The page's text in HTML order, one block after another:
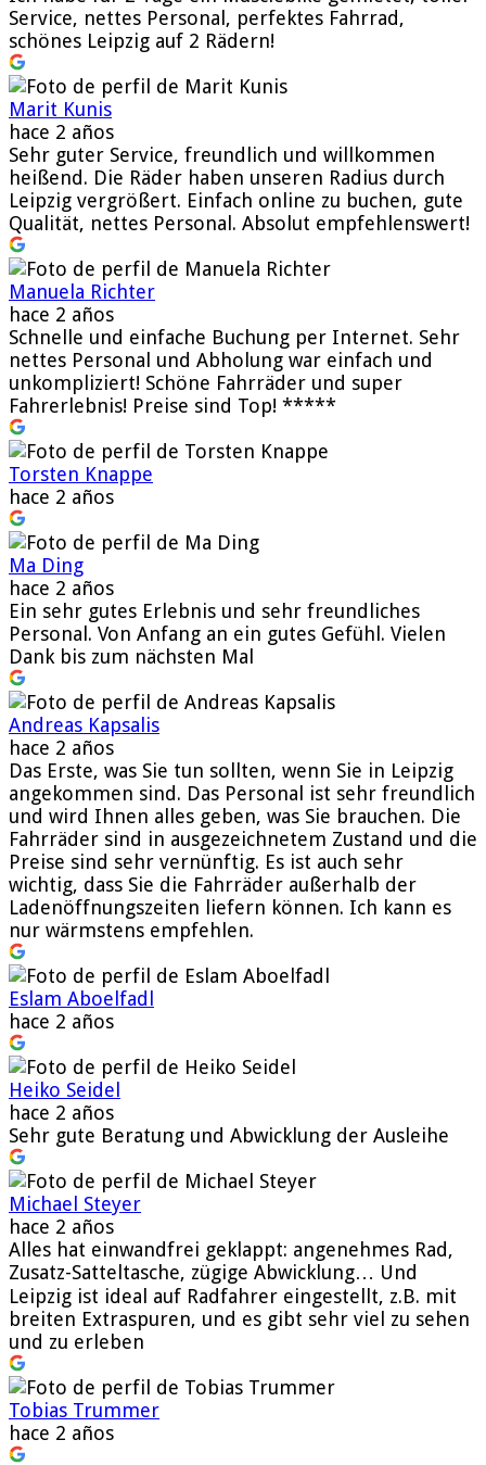
Service, nettes Personal, perfektes Fahrrad,
schönes Leipzig auf 2 Rädern!
Marit Kunis
hace 2 años
Sehr guter Service, freundlich und willkommen
heißend. Die Räder haben unseren Radius durch
Leipzig vergrößert. Einfach online zu buchen, gute
Qualität, nettes Personal. Absolut empfehlenswert!
Manuela Richter
hace 2 años
Schnelle und einfache Buchung per Internet. Sehr
nettes Personal und Abholung war einfach und
unkompliziert! Schöne Fahrräder und super
Fahrerlebnis! Preise sind Top! *****
Torsten Knappe
hace 2 años
Ma Ding
hace 2 años
Ein sehr gutes Erlebnis und sehr freundliches
Personal. Von Anfang an ein gutes Gefühl. Vielen
Dank bis zum nächsten Mal
Andreas Kapsalis
hace 2 años
Das Erste, was Sie tun sollten, wenn Sie in Leipzig
angekommen sind. Das Personal ist sehr freundlich
und wird Ihnen alles geben, was Sie brauchen. Die
Fahrräder sind in ausgezeichnetem Zustand und die
Preise sind sehr vernünftig. Es ist auch sehr
wichtig, dass Sie die Fahrräder außerhalb der
Ladenöffnungszeiten liefern können. Ich kann es
nur wärmstens empfehlen.
Eslam Aboelfadl
hace 2 años
Heiko Seidel
hace 2 años
Sehr gute Beratung und Abwicklung der Ausleihe
Michael Steyer
hace 2 años
Alles hat einwandfrei geklappt: angenehmes Rad,
Zusatz-Satteltasche, zügige Abwicklung… Und
Leipzig ist ideal auf Radfahrer eingestellt, z.B. mit
breiten Extraspuren, und es gibt sehr viel zu sehen
und zu erleben
Tobias Trummer
hace 2 años